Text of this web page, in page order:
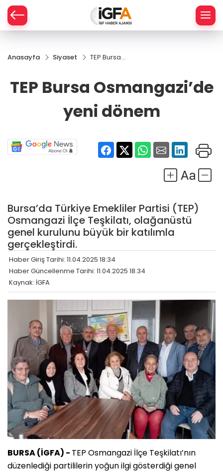
Anasayfa Siyaset
TEP Bursa
TEP Bursa Osmangazi’de
yeni dönem
Bursa’da Türkiye Emekliler Partisi (TEP)
Osmangazi İlçe Teşkilatı, olağanüstü
genel kurulunu büyük bir katılımla
gerçekleştirdi.
Haber Giriş Tarihi: 11.04.2025 18:34
Haber Güncellenme Tarihi: 11.04.2025 18:34
Kaynak: İGFA
BURSA (İGFA) - TEP Osmangazi İlçe Teşkilatı’nın
düzenlediği partililerin yoğun ilgi gösterdiği genel